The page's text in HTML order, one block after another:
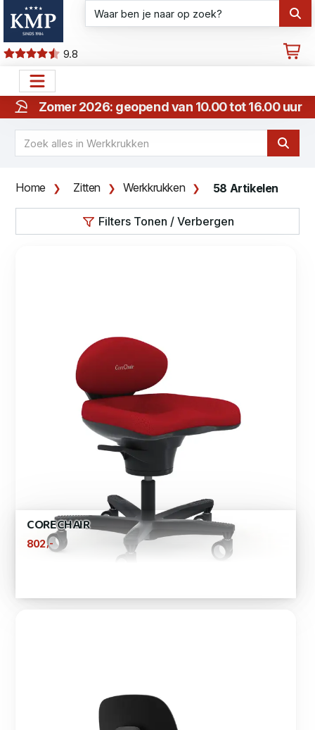
9.8
Zomer 2026: geopend van 10.00 tot 16.00 uur
Home Zitten Werkkrukken 58 Artikelen
Filters Tonen / Verbergen
CORECHAIR
802,-